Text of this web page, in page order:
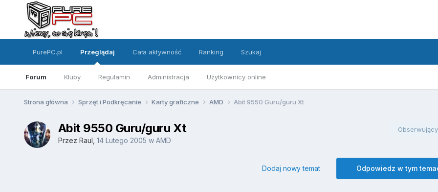
PurePC.pl Przeglądaj
Forum Kluby Regulamin Administracja Użytkownicy online
Cała aktywność Ranking Szukaj
Strona główna Sprzęt i Podkręcanie Karty graficzne AMD Abit 9550 Guru/guru Xt
Obserwujący
Abit 9550 Guru/guru Xt
Przez Raul 14 Lutego 2005 w AMD
Odpowiedz w tym
Dodaj nowy temat